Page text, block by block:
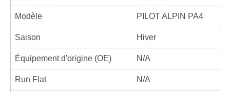
Modèle PILOT ALPIN PA4
Saison Hiver
Équipement d'origine (OE) N/A
Run Flat N/A